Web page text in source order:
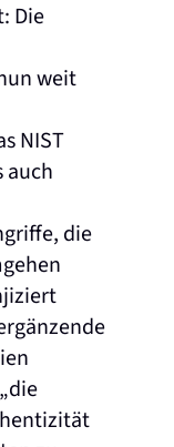
Die
weit
NIST
auch
die